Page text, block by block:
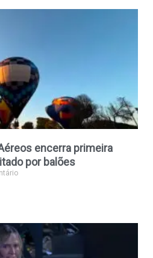
encerra primeira
por balões